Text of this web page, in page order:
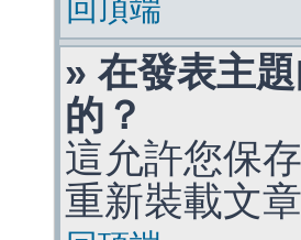
回頂端
» 在發表主
的？
這允許您保
重新裝載文